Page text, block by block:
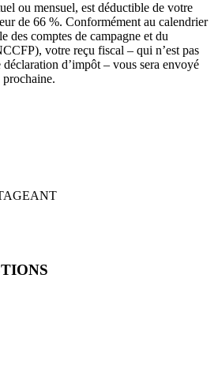
ou mensuel, est déductible de votre
de 66 %. Conformément au calendrier
des comptes de campagne et du
votre reçu fiscal – qui n’est pas
d’impôt – vous sera envoyé
prochaine.